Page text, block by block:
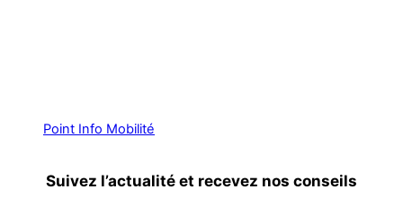
Point Info Mobilité
Suivez l’actualité et recevez nos conseils